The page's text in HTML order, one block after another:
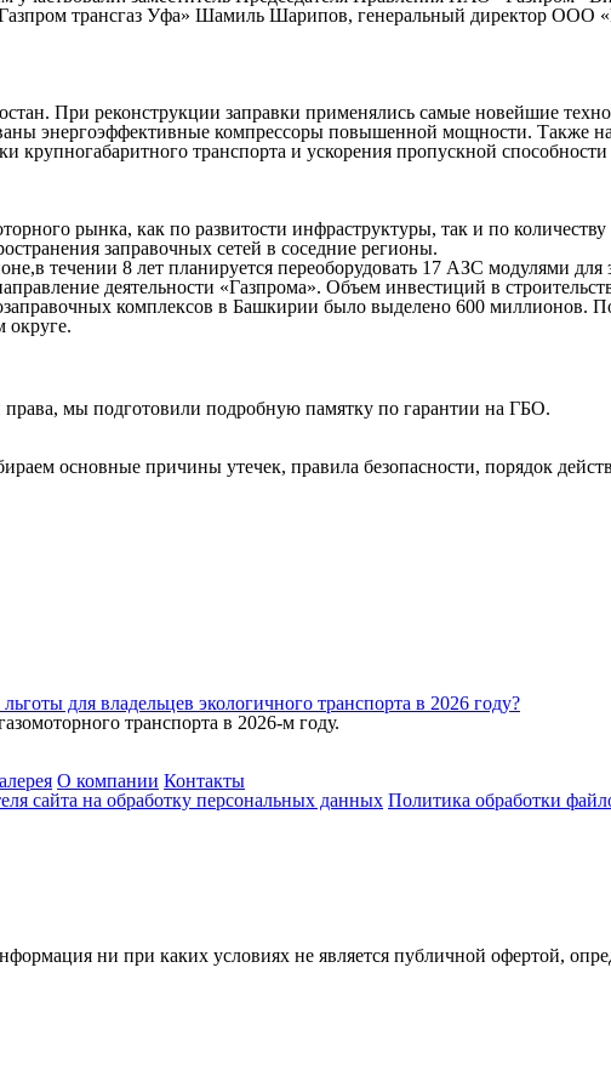
трансгаз Уфа» Шамиль Шарипов, генеральный директор ООО
При реконструкции заправки применялись самые новейшие
энергоэффективные компрессоры повышенной мощности. Также
крупногабаритного транспорта и ускорения пропускной
рынка, как по развитости инфраструктуры, так и по количеству
заправочных сетей в соседние регионы.
течении 8 лет планируется переоборудовать 17 АЗС модулями
деятельности «Газпрома». Объем инвестиций в
комплексов в Башкирии было выделено 600 миллионов.
округе.
мы подготовили подробную памятку по гарантии на ГБО.
основные причины утечек, правила безопасности, порядок
для владельцев экологичного транспорта в 2026 году?
транспорта в 2026-м году.
О компании Контакты
сайта на обработку персональных данных Политика обработки
ни при каких условиях не является публичной офертой,